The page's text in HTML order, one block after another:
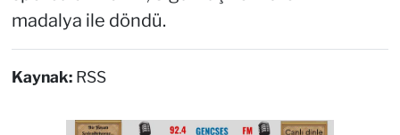
madalya ile döndü.
Kaynak: RSS